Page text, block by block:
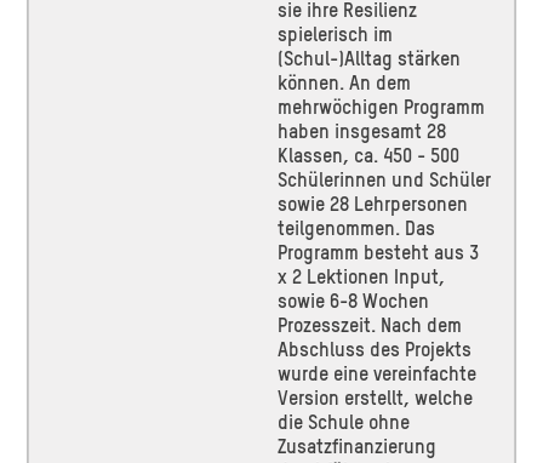
sie ihre Resilienz
spielerisch im
(Schul-)Alltag stärken
können. An dem
mehrwöchigen Programm
haben insgesamt 28
Klassen, ca. 450 - 500
Schülerinnen und Schüler
sowie 28 Lehrpersonen
teilgenommen. Das
Programm besteht aus 3
x 2 Lektionen Input,
sowie 6-8 Wochen
Prozesszeit. Nach dem
Abschluss des Projekts
wurde eine vereinfachte
Version erstellt, welche
die Schule ohne
Zusatzfinanzierung